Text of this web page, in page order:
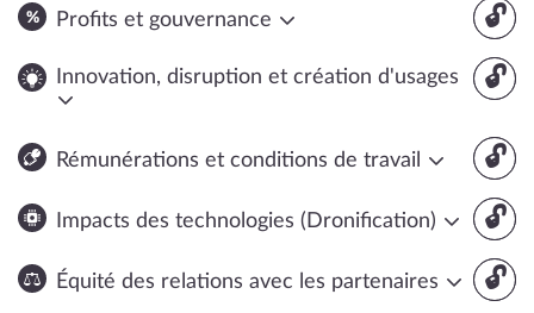
🔓
Profits et gouvernance
🔓
Innovation, disruption et création d'usages
🔓
Rémunérations et conditions de travail
🔓
Impacts des technologies (Dronification)
🔓
Équité des relations avec les partenaires